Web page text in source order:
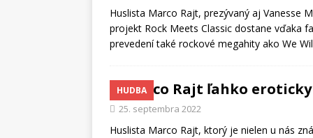
Huslista Marco Rajt, prezývaný aj Vanesse
projekt Rock Meets Classic dostane vďaka
prevedení také rockové megahity ako We
HUDBA
Marco Rajt ľahko eroticky
25. septembra 2022
Huslista Marco Rajt, ktorý je nielen u nás